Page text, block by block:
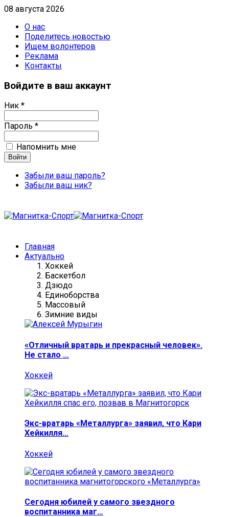
08 августа 2026
О нас
Поделитесь новостью
Ищем волонтеров
Реклама
Контакты
Войдите в ваш аккаунт
Ник *
Пароль *
Напомнить мне
Забыли ваш пароль?
Забыли ваш ник?
Главная
Актуально
Хоккей
Баскетбол
Дзюдо
Единоборства
Массовый
Зимние виды
«Отличный вратарь и прекрасный человек».
Не стало …
Хоккей
Экс-вратарь «Металлурга» заявил, что Кари
Хейкилля…
Хоккей
Сегодня юбилей у самого звездного
воспитанника маг…